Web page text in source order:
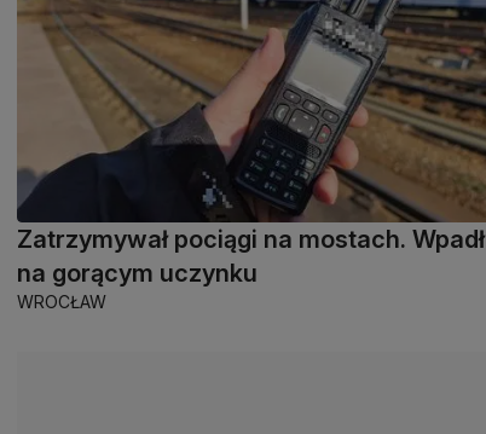
Zatrzymywał pociągi na mostach. Wpadł
na gorącym uczynku
WROCŁAW